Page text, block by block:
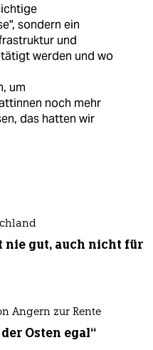
sondern ein
und
werden und wo
um
noch mehr
das hatten wir
nie gut, auch nicht für
Angern zur Rente
Osten egal“